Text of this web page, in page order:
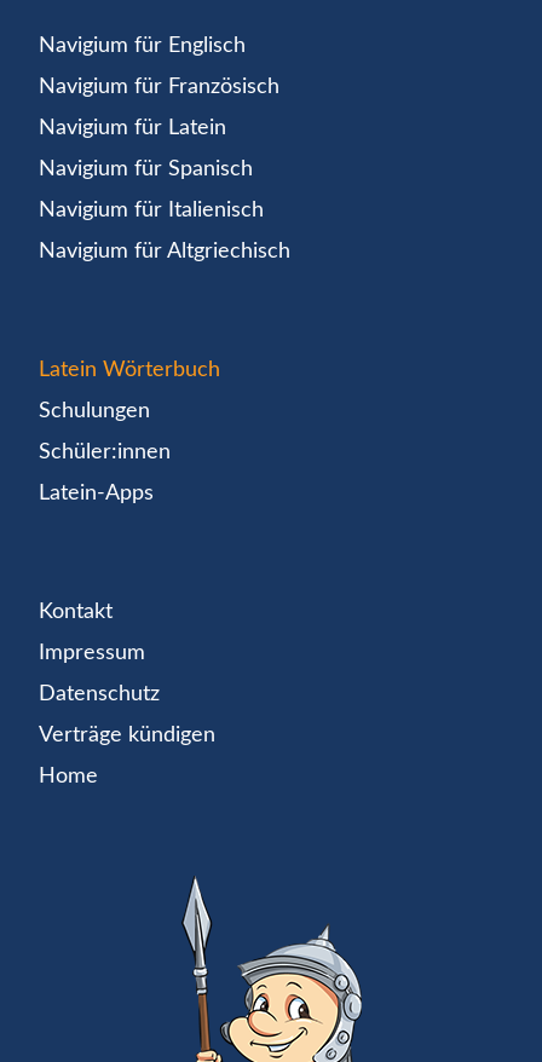
Navigium für Englisch
Navigium für Französisch
Navigium für Latein
Navigium für Spanisch
Navigium für Italienisch
Navigium für Altgriechisch
Latein Wörterbuch
Schulungen
Schüler:innen
Latein-Apps
Kontakt
Impressum
Datenschutz
Verträge kündigen
Home